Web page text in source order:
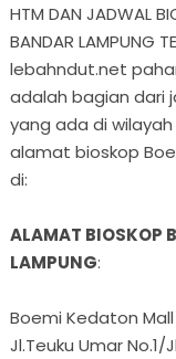
HTM DAN JADWAL
BANDAR LAMPUNG
lebahndut.net
adalah bagian dari
yang ada di
alamat bioskop
di:
ALAMAT BIOSKOP
LAMPUNG:
Boemi Kedaton Mall
Jl.Teuku Umar No.1/